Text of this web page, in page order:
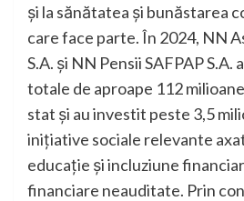
și la sănătatea și bunăstarea
care face parte. În 2024, NN
S.A. și NN Pensii SAFPAP
totale de aproape 112
stat și au investit peste 3,5
inițiative sociale relevante
educație și incluziune
financiare neauditate. Prin